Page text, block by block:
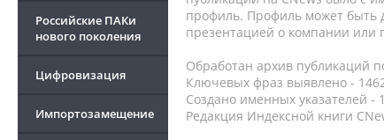
Российские ПАКи
нового поколения
Цифровизация
Импортозамещение
профиль. Профиль может быть
презентацией о компании или
Обработан архив публикаций
Ключевых фраз выявлено -
Создано именных указателей -
Редакция Индексной книги